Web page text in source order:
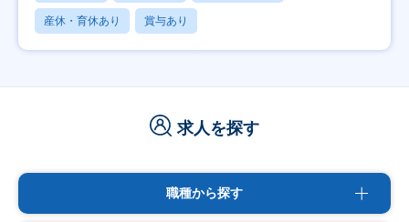
産休・育休あり 賞与あり
求人を探す
職種から探す